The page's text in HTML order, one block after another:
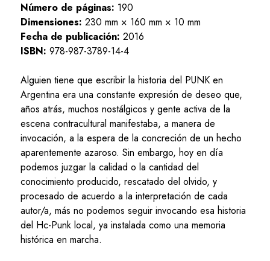
Número de páginas: 190
Dimensiones: 230 mm × 160 mm × 10 mm
Fecha de publicación: 2016
ISBN: 978-987-3789-14-4
Alguien tiene que escribir la historia del PUNK en
Argentina era una constante expresión de deseo que,
años atrás, muchos nostálgicos y gente activa de la
escena contracultural manifestaba, a manera de
invocación, a la espera de la concreción de un hecho
aparentemente azaroso. Sin embargo, hoy en día
podemos juzgar la calidad o la cantidad del
conocimiento producido, rescatado del olvido, y
procesado de acuerdo a la interpretación de cada
autor/a, más no podemos seguir invocando esa historia
del Hc-Punk local, ya instalada como una memoria
histórica en marcha.